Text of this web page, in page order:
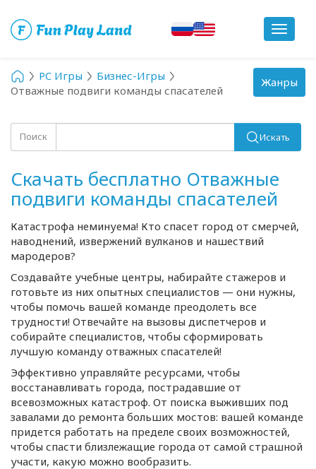
Toggle
PC Игры
Бизнес-Игры
Отважные подвиги команды спасателей
Поиск Искать
Скачать бесплатно Отважные
подвиги команды спасателей
Катастрофа неминуема! Кто спасет город от смерчей,
наводнений, извержений вулканов и нашествий
мародеров?
Создавайте учебные центры, набирайте стажеров и
готовьте из них опытных специалистов — они нужны,
чтобы помочь вашей команде преодолеть все
трудности! Отвечайте на вызовы диспетчеров и
собирайте специалистов, чтобы сформировать
лучшую команду отважных спасателей!
Эффективно управляйте ресурсами, чтобы
восстанавливать города, пострадавшие от
всевозможных катастроф. От поиска выживших под
завалами до ремонта больших мостов: вашей команде
придется работать на пределе своих возможностей,
чтобы спасти близлежащие города от самой страшной
участи, какую можно вообразить.
Toggle
navigation
Жанры